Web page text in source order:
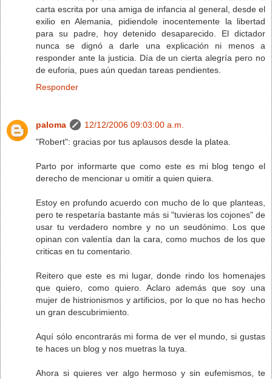
carta escrita por una amiga de infancia al general, desde el
exilio en Alemania, pidiendole inocentemente la libertad
para su padre, hoy detenido desaparecido. El dictador
nunca se dignó a darle una explicación ni menos a
responder ante la justicia. Día de un cierta alegría pero no
de euforia, pues aún quedan tareas pendientes.
Responder
paloma
12/12/2006 09:03:00 a.m.
"Robert": gracias por tus aplausos desde la platea.
Parto por informarte que como este es mi blog tengo el
derecho de mencionar u omitir a quien quiera.
Estoy en profundo acuerdo con mucho de lo que planteas,
pero te respetaría bastante más si "tuvieras los cojones" de
usar tu verdadero nombre y no un seudónimo. Los que
opinan con valentía dan la cara, como muchos de los que
criticas en tu comentario.
Reitero que este es mi lugar, donde rindo los homenajes
que quiero, como quiero. Aclaro además que soy una
mujer de histrionismos y artificios, por lo que no has hecho
un gran descubrimiento.
Aquí sólo encontrarás mi forma de ver el mundo, si gustas
te haces un blog y nos muetras la tuya.
Ahora si quieres ver algo hermoso y sin eufemismos, te